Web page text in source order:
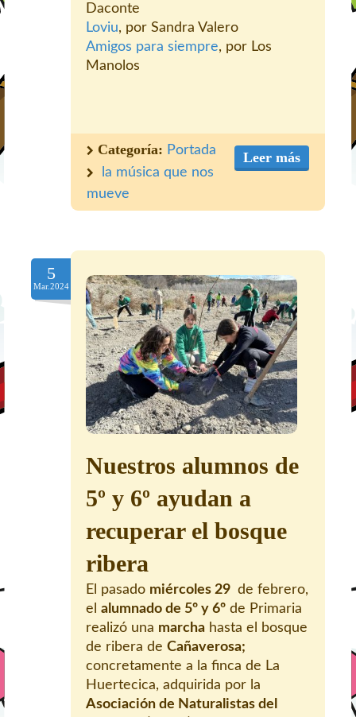
Daconte
Loviu, por Sandra Valero
Amigos para siempre, por Los
Manolos
Leer más
Categoría: Portada
la música que nos
mueve
5
Mar.2024
Nuestros alumnos de
5º y 6º ayudan a
recuperar el bosque
ribera
El pasado miércoles 29 de febrero,
el alumnado de 5º y 6º de Primaria
realizó una marcha hasta el bosque
de ribera de Cañaverosa;
concretamente a la finca de La
Huertecica, adquirida por la
Asociación de Naturalistas del